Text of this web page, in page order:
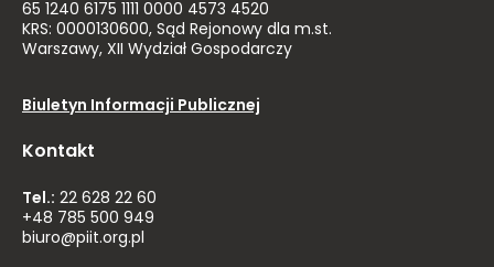
65 1240 6175 1111 0000 4573 4520
KRS: 0000130600, Sąd Rejonowy dla m.st.
Warszawy, XII Wydział Gospodarczy
Biuletyn Informacji Publicznej
Kontakt
Tel.: 22 628 22 60
+48 785 500 949
biuro@piit.org.pl